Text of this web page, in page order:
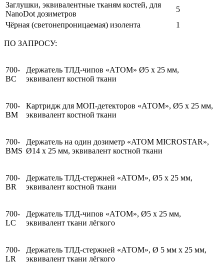
Заглушки, эквивалентные тканям костей, для
NanoDot дозиметров
5
Чёрная (светонепроницаемая) изолента 1
ПО ЗАПРОСУ:
700-
BC
Держатель ТЛД-чипов «АТОМ» Ø5 х 25 мм,
эквивалент костной ткани
700-
BM
Картридж для МОП-детекторов «АТОМ», Ø5 х 25 мм,
эквивалент костной ткани
700-
BMS
Держатель на один дозиметр «ATOM MICROSTAR»,
Ø14 х 25 мм, эквивалент костной ткани
700-
BR
Держатель ТЛД-стержней «АТОМ», Ø5 х 25 мм,
эквивалент костной ткани
700-
LC
Держатель ТЛД-чипов «АТОМ», Ø5 х 25 мм,
эквивалент ткани лёгкого
700-
LR
Держатель ТЛД-стержней «АТОМ», Ø 5 мм х 25 мм,
эквивалент ткани лёгкого